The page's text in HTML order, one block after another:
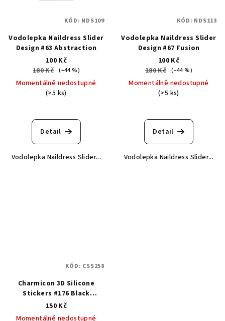
Vodolepka Naildress Slider
Design #63 Abstraction
100 Kč
180 Kč (–44 %)
Momentálně nedostupné
(>5 ks)
Detail
Vodolepka Naildress Slider...
KÓD: NDS109
Vodolepka Naildress Slider
Design #67 Fusion
100 Kč
180 Kč (–44 %)
Momentálně nedostupné
(>5 ks)
Detail
Vodolepka Naildress Slider...
KÓD: NDS113
Charmicon 3D Silicone
Stickers #176 Black
Flowers - samolepka
150 Kč
Momentálně nedostupné
KÓD: CSS258